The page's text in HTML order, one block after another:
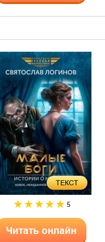
ТЕКСТ
5
Читать онлайн